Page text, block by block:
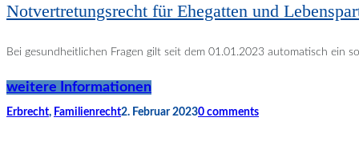
Notvertretungsrecht für Ehegatten und
Bei gesundheitlichen Fragen gilt seit dem 01.01.2023 automatisch ein
weitere Informationen
Erbrecht, Familienrecht2. Februar 20230 comments